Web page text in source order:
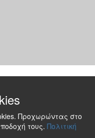
Προχωρώντας στο
τους. Πολιτική